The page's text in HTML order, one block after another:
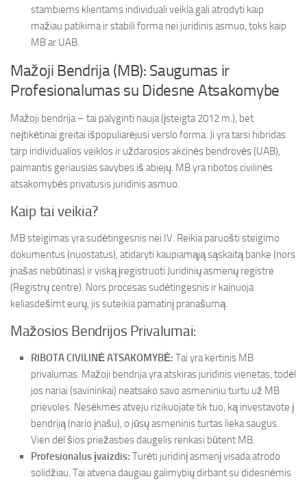
stambiems klientams individuali veikla gali atrodyti kaip
mažiau patikima ir stabili forma nei juridinis asmuo, toks kaip
MB ar UAB.
Mažoji Bendrija (MB): Saugumas ir
Profesionalumas su Didesne Atsakomybe
Mažoji bendrija – tai palyginti nauja (įsteigta 2012 m.), bet
neįtikėtinai greitai išpopuliarėjusi verslo forma. Ji yra tarsi hibridas
tarp individualios veiklos ir uždarosios akcinės bendrovės (UAB),
paimantis geriausias savybes iš abiejų. MB yra ribotos civilinės
atsakomybės privatusis juridinis asmuo.
Kaip tai veikia?
MB steigimas yra sudėtingesnis nei IV. Reikia paruošti steigimo
dokumentus (nuostatus), atidaryti kaupiamąją sąskaitą banke (nors
įnašas nebūtinas) ir viską įregistruoti Juridinių asmenų registre
(Registrų centre). Nors procesas sudėtingesnis ir kainuoja
keliasdešimt eurų, jis suteikia pamatinį pranašumą.
Mažosios Bendrijos Privalumai:
RIBOTA CIVILINĖ ATSAKOMYBĖ: Tai yra kertinis MB
privalumas. Mažoji bendrija yra atskiras juridinis vienetas, todėl
jos nariai (savininkai) neatsako savo asmeniniu turtu už MB
prievoles. Nesėkmės atveju rizikuojate tik tuo, ką investavote į
bendriją (nario įnašu), o jūsų asmeninis turtas lieka saugus.
Vien dėl šios priežasties daugelis renkasi būtent MB.
Profesionalus įvaizdis: Turėti juridinį asmenį visada atrodo
solidžiau. Tai atveria daugiau galimybių dirbant su didesnėmis